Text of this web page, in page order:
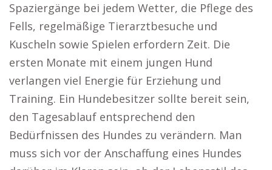
Spaziergänge bei jedem Wetter, die Pflege des
Fells, regelmäßige Tierarztbesuche und
Kuscheln sowie Spielen erfordern Zeit. Die
ersten Monate mit einem jungen Hund
verlangen viel Energie für Erziehung und
Training. Ein Hundebesitzer sollte bereit sein,
den Tagesablauf entsprechend den
Bedürfnissen des Hundes zu verändern. Man
muss sich vor der Anschaffung eines Hundes